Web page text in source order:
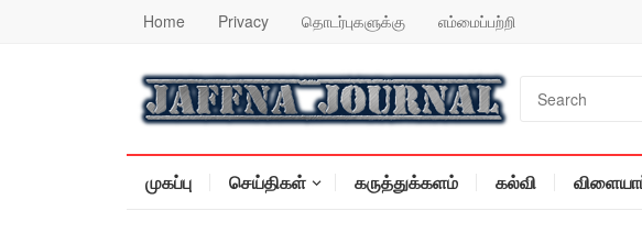
Home Privacy தொடர்புகளுக்கு எம்மைப்பற்றி
முகப்பு செய்திகள் கருத்துக்களம் கல்வி